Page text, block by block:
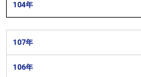
104年
107年
106年